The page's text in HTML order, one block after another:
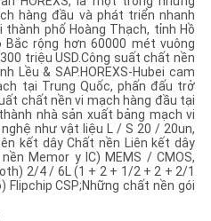
hàng đầu và phát triển nhanh
phố Hoàng Thạch, tỉnh Hồ
Bắc rộng hơn 60000 mét vuông
triệu USD.Công suất chất nền
Lều & SAP.HOREXS-Hubei cam
tại Trung Quốc, phấn đấu trở
chất nền vi mạch hàng đầu tại
nhà sản xuất bảng mạch vi
như vật liệu L / S 20 / 20un,
kết dây Chất nền Liên kết dây
Memor y IC) MEMS / CMOS,
2/4 / 6L (1 + 2 + 1/2 + 2 + 2/1
CSP;Những chất nền gói